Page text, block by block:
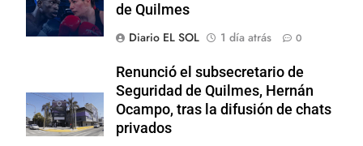
de Quilmes
Diario EL SOL
1 día atrás 0
Renunció el subsecretario de
Seguridad de Quilmes, Hernán
Ocampo, tras la difusión de chats
privados